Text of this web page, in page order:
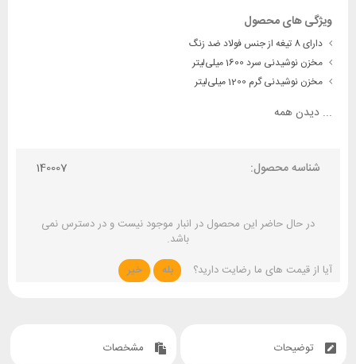
ویژگی های محصول
دارای 8 تیغه از جنس فولاد ضد زنگ
مخزن نوشیدنی سرد 1600 میلی‌لیتر
مخزن نوشیدنی گرم 1200 میلی‌لیتر
... دیدن همه
شناسه محصول: 140007
در حال حاضر این محصول در انبار موجود نیست و در دسترس نمی
باشد.
آیا از قیمت های ما رضایت دارید؟
بله خیر
توضیحات مشخصات